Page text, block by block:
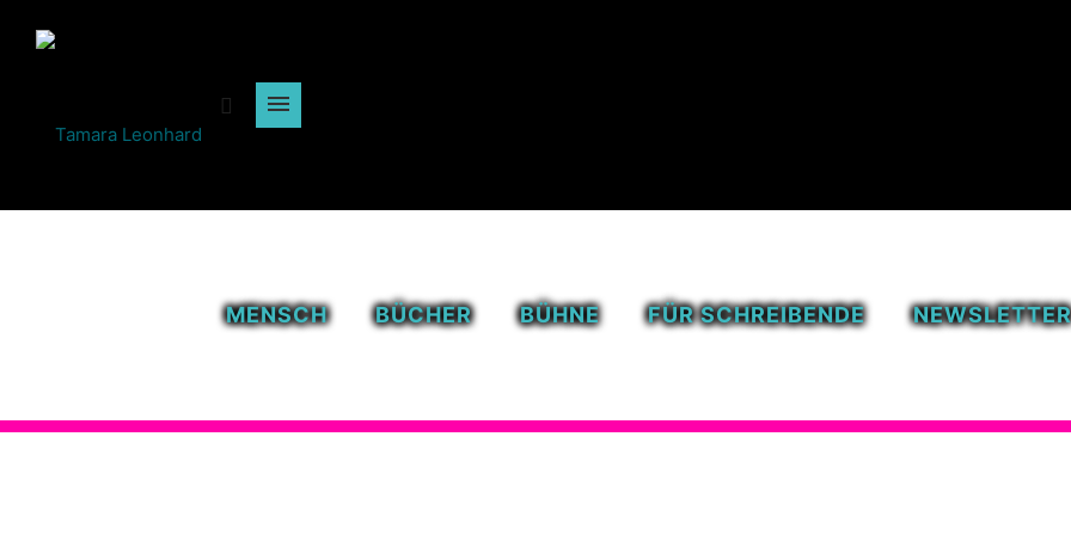
MENSCH BÜCHER BÜHNE FÜR SCHREIBENDE NEWSLETTER